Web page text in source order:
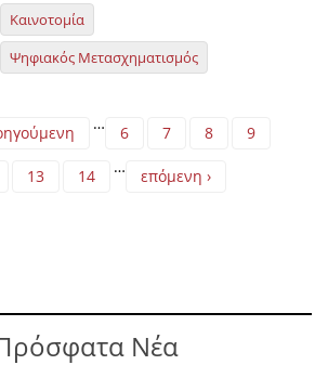
Καινοτομία
Ψηφιακός Μετασχηματισμός
… 6 7 8 9
13 14 … επόμενη ›
Νέα